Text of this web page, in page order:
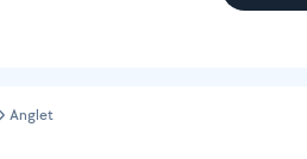
Anglet